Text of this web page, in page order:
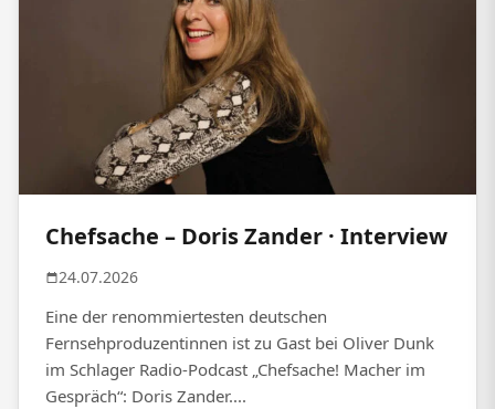
Chefsache – Doris Zander · Interview
24.07.2026
Eine der renommiertesten deutschen
Fernsehproduzentinnen ist zu Gast bei Oliver Dunk
im Schlager Radio-Podcast „Chefsache! Macher im
Gespräch“: Doris Zander....